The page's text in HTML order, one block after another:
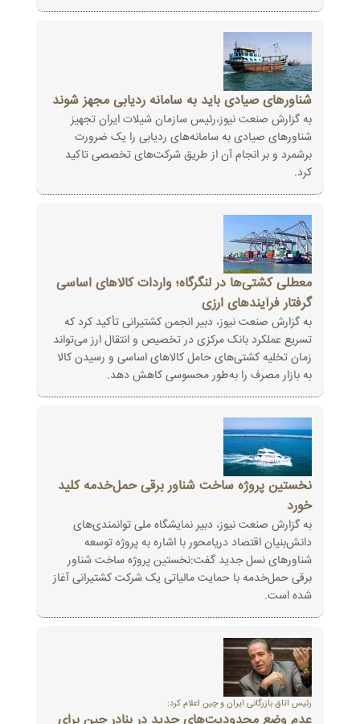
شناورهای صیادی باید به سامانه ردیابی مجهز شوند
به گزارش صنعت نیوز،رئیس سازمان شیلات ایران تجهیز
شناورهای صیادی به سامانه‌های ردیابی را یک ضرورت
برشمرد و بر انجام آن از طریق شرکت‌های تخصصی تاکید
کرد.
معطلی کشتی‌ها در لنگرگاه؛ واردات کالاهای اساسی
گرفتار فرآیندهای ارزی
به گزارش صنعت نیوز، دبیر انجمن کشتیرانی تأکید کرد که
تسریع عملکرد بانک مرکزی در تخصیص و انتقال ارز می‌تواند
زمان تخلیه کشتی‌های حامل کالاهای اساسی و رسیدن کالا
به بازار مصرف را به‌طور محسوسی کاهش دهد.
نخستین پروژه ساخت شناور برقی حمل‌خدمه کلید
خورد
به گزارش صنعت نیوز، دبیر نمایشگاه ملی توانمندی‌های
دانش‌بنیان اقتصاد دریامحور با اشاره به پروژه توسعه
شناورهای نسل جدید گفت:نخستین پروژه ساخت شناور
برقی حمل‌خدمه با حمایت مالیاتی یک شرکت‌ کشتیرانی آغاز
شده است.
رئیس اتاق بازرگانی ایران و چین اعلام کرد: